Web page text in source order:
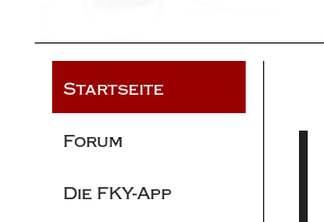
Startseite
Forum
Die FKY-App